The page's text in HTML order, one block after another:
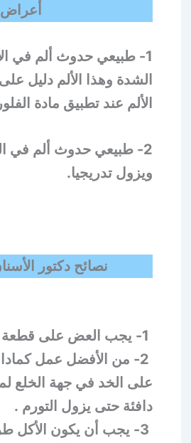
1- طبيعي حدوث ألم في
الشدة وهذا الألم دليل
الألم عند تطبيق مادة
2- طبيعي حدوث ألم في
ويزول تدريجيا.
نصائح دكتور
1- يجب العض على قطعة
2- من الأفضل عمل
على الخد في جهة الخلع
دافئة حتى يزول التورم .